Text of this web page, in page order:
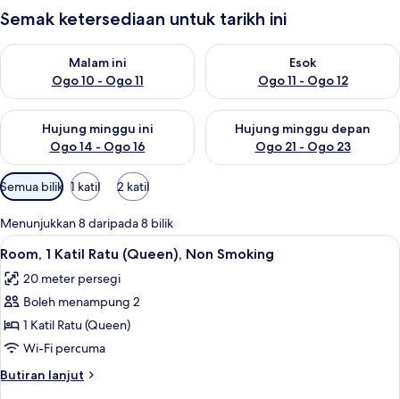
Semak ketersediaan untuk tarikh ini
Malam ini
Ogo 10 - Ogo 11
Semak ketersediaan untuk malam ini Ogo 10 - Ogo 11
Esok
Ogo 11 - Ogo 12
Semak ketersediaan untuk
Hujung minggu ini
Ogo 14 - Ogo 16
Semak ketersediaan untuk hujung minggu ini Ogo 14 - Ogo 16
Hujung minggu depan
Ogo 21 - Ogo 23
Semak ketersediaan untuk
Penapis
yang
tersedia
untuk
bilik
Semua bilik 1 katil 2 katil
Menunjukkan 8 daripada 8 bilik
Lihat
semua
foto
untuk
Room,
1
Katil
Ratu
Room, 1 Katil Ratu (Queen), Non
8
Room, 1 Katil Ratu (Queen), Non Smoking
20 meter persegi
Boleh menampung 2
1 Katil Ratu (Queen)
Wi-Fi percuma
Butiran lanjut
Butiran